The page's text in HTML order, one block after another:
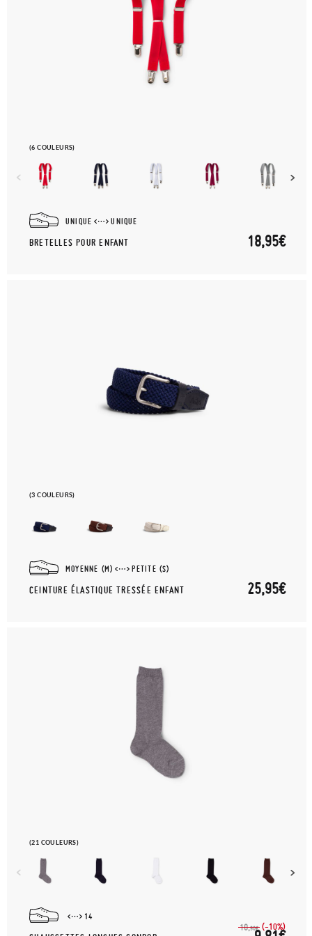
(6 COULEURS)
UNIQUE UNIQUE
BRETELLES POUR ENFANT 18,95€
(3 COULEURS)
MOYENNE (M) PETITE (S)
CEINTURE ÉLASTIQUE TRESSÉE ENFANT 25,95€
(21 COULEURS)
14
10,90€ (-10%)